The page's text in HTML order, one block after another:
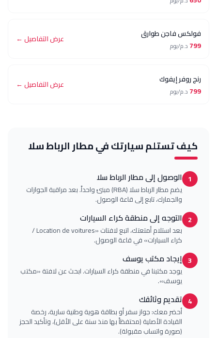
فاجن طوارق عرض التفاصيل ←
إيفوك عرض التفاصيل ←
تستلم سيارتك فيمطار الرباط سلا
الوصول إلى مطار الرباط سلا
يضم مطار الرباط سلا (RBA) مبنىً واحداً. بعد مراقبة الجوازات
والجمارك، تابع إلى قاعة الوصول.
التوجه إلى منطقة كراء السيارات
بعد استلام أمتعتك، اتبع لافتات «Location de voitures /
كراء السيارات» في قاعة الوصول.
إيجاد مكتب يوسف
يوجد مكتبنا في منطقة كراء السيارات. ابحث عن لافتة «مكتب
تقديم وثائقك
أحضر معك: جواز سفر أو بطاقة هوية وطنية سارية، رخصة
القيادة الأصلية (محتفظاً بها منذ سنة على الأقل)، وتأكيد الحجز
(صورة واتساب مقبولة).